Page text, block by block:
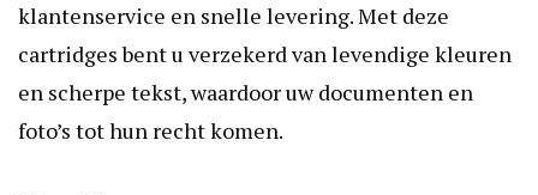
klantenservice en snelle levering. Met deze
cartridges bent u verzekerd van levendige kleuren
en scherpe tekst, waardoor uw documenten en
foto’s tot hun recht komen.